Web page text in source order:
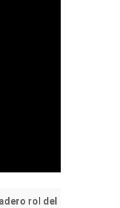
rol del